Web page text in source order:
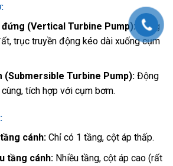
(Vertical Turbine Pump): Động
trục truyền động kéo dài xuống cụm
(Submersible Turbine Pump):Động
tích hợp với cụm bơm.
cánh:Chỉ có 1 tầng, cột áp thấp.
tầng cánh:Nhiều tầng, cột áp cao (rất